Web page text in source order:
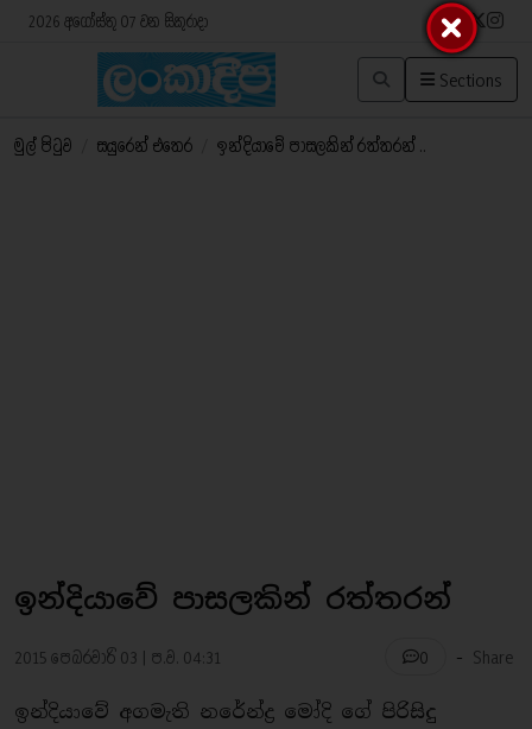
2026 අගෝස්තු 07 වන සිකුරාදා
Sections
මුල් පිටුව සයුරෙන් එතෙර ඉන්දියාවේ පාසලකින් රත්තරන් ..
ඉන්දියාවේ පාසලකින් රත්තරන්
2015 පෙබරවාරි 03 | ප.ව. 04:31 0 - Share
ඉන්දියාවේ අගමැති නරේන්ද්‍ර මෝදි ගේ පිරිසිදු